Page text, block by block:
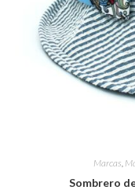
Marcas
Sombrero